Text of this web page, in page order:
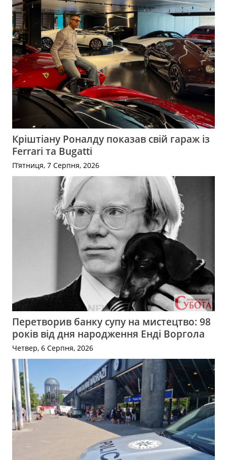
Кріштіану Роналду показав свій гараж із
Ferrari та Bugatti
П’ятниця, 7 Серпня, 2026
Перетворив банку супу на мистецтво: 98
років від дня народження Енді Воргола
Четвер, 6 Серпня, 2026